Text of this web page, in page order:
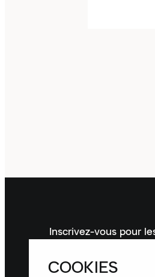
Inscrivez-vous pour
Inscrivez-vous à la
dernières nouveautés,
COOKIES